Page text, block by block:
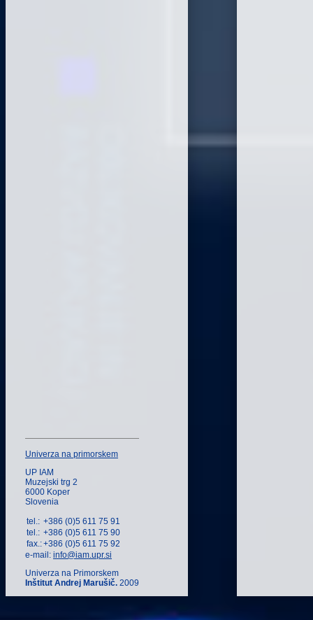
Univerza na primorskem
UP IAM
Muzejski trg 2
6000 Koper
Slovenia
tel.: +386 (0)5 611 75 91
tel.: +386 (0)5 611 75 90
fax.:+386 (0)5 611 75 92
e-mail: info@iam.upr.si
Univerza na Primorskem
Inštitut Andrej Marušič. 2009